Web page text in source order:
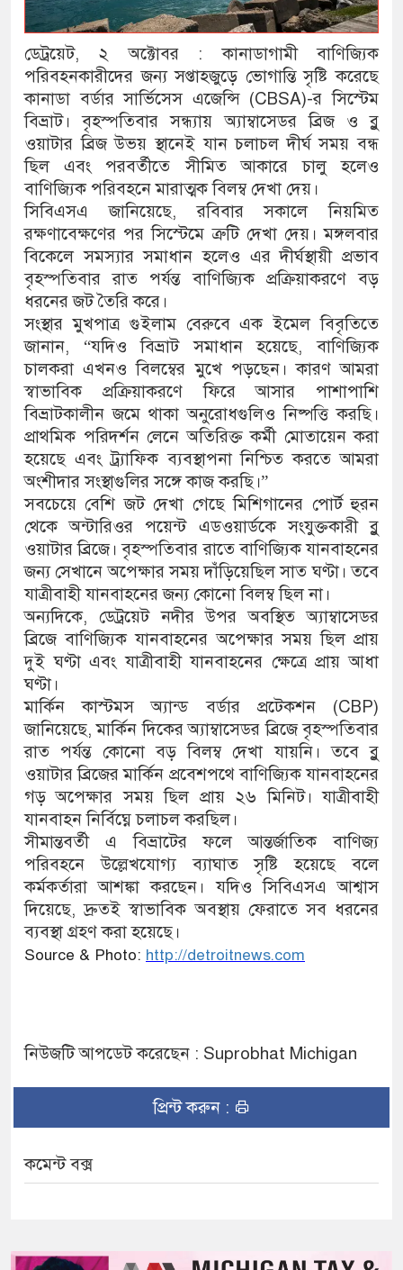
ডেট্রয়েট, ২ অক্টোবর : কানাডাগামী বাণিজ্যিক
পরিবহনকারীদের জন্য সপ্তাহজুড়ে ভোগান্তি সৃষ্টি করেছে
কানাডা বর্ডার সার্ভিসেস এজেন্সি (CBSA)-র সিস্টেম
বিভ্রাট। বৃহস্পতিবার সন্ধ্যায় অ্যাম্বাসেডর ব্রিজ ও ব্লু
ওয়াটার ব্রিজ উভয় স্থানেই যান চলাচল দীর্ঘ সময় বন্ধ
ছিল এবং পরবর্তীতে সীমিত আকারে চালু হলেও
বাণিজ্যিক পরিবহনে মারাত্মক বিলম্ব দেখা দেয়।
সিবিএসএ জানিয়েছে, রবিবার সকালে নিয়মিত
রক্ষণাবেক্ষণের পর সিস্টেমে ত্রুটি দেখা দেয়। মঙ্গলবার
বিকেলে সমস্যার সমাধান হলেও এর দীর্ঘস্থায়ী প্রভাব
বৃহস্পতিবার রাত পর্যন্ত বাণিজ্যিক প্রক্রিয়াকরণে বড়
ধরনের জট তৈরি করে।
সংস্থার মুখপাত্র গুইলাম বেরুবে এক ইমেল বিবৃতিতে
জানান, “যদিও বিভ্রাট সমাধান হয়েছে, বাণিজ্যিক
চালকরা এখনও বিলম্বের মুখে পড়ছেন। কারণ আমরা
স্বাভাবিক প্রক্রিয়াকরণে ফিরে আসার পাশাপাশি
বিভ্রাটকালীন জমে থাকা অনুরোধগুলিও নিষ্পত্তি করছি।
প্রাথমিক পরিদর্শন লেনে অতিরিক্ত কর্মী মোতায়েন করা
হয়েছে এবং ট্র্যাফিক ব্যবস্থাপনা নিশ্চিত করতে আমরা
অংশীদার সংস্থাগুলির সঙ্গে কাজ করছি।”
সবচেয়ে বেশি জট দেখা গেছে মিশিগানের পোর্ট হুরন
থেকে অন্টারিওর পয়েন্ট এডওয়ার্ডকে সংযুক্তকারী ব্লু
ওয়াটার ব্রিজে। বৃহস্পতিবার রাতে বাণিজ্যিক যানবাহনের
জন্য সেখানে অপেক্ষার সময় দাঁড়িয়েছিল সাত ঘণ্টা। তবে
যাত্রীবাহী যানবাহনের জন্য কোনো বিলম্ব ছিল না।
অন্যদিকে, ডেট্রয়েট নদীর উপর অবস্থিত অ্যাম্বাসেডর
ব্রিজে বাণিজ্যিক যানবাহনের অপেক্ষার সময় ছিল প্রায়
দুই ঘণ্টা এবং যাত্রীবাহী যানবাহনের ক্ষেত্রে প্রায় আধা
ঘণ্টা।
মার্কিন কাস্টমস অ্যান্ড বর্ডার প্রটেকশন (CBP)
জানিয়েছে, মার্কিন দিকের অ্যাম্বাসেডর ব্রিজে বৃহস্পতিবার
রাত পর্যন্ত কোনো বড় বিলম্ব দেখা যায়নি। তবে ব্লু
ওয়াটার ব্রিজের মার্কিন প্রবেশপথে বাণিজ্যিক যানবাহনের
গড় অপেক্ষার সময় ছিল প্রায় ২৬ মিনিট। যাত্রীবাহী
যানবাহন নির্বিঘ্নে চলাচল করছিল।
সীমান্তবর্তী এ বিভ্রাটের ফলে আন্তর্জাতিক বাণিজ্য
পরিবহনে উল্লেখযোগ্য ব্যাঘাত সৃষ্টি হয়েছে বলে
কর্মকর্তারা আশঙ্কা করছেন। যদিও সিবিএসএ আশ্বাস
দিয়েছে, দ্রুতই স্বাভাবিক অবস্থায় ফেরাতে সব ধরনের
ব্যবস্থা গ্রহণ করা হয়েছে।
Source & Photo: http://detroitnews.com
নিউজটি আপডেট করেছেন : Suprobhat Michigan
প্রিন্ট করুন :
কমেন্ট বক্স